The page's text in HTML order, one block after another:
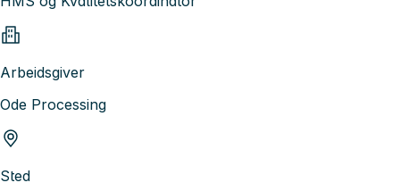
Arbeidsgiver
Ode Processing
Sted